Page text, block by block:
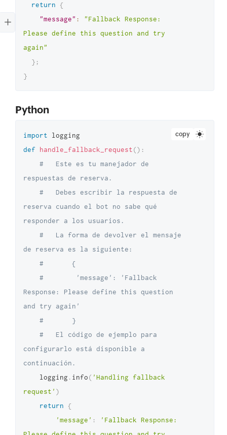
return
{
"message" :
"Fallback Response:
Please define this question and try
again"
} ;
}
Python
copy
import
def
handle_fallback_request() :
#   Este es tu manejador de
respuestas de reserva.
#   Debes escribir la respuesta de
reserva cuando el bot no sabe qué
responder a los usuarios.
#   La forma de devolver el mensaje
de reserva es la siguiente:
#       {
#        'message': 'Fallback
Response: Please define this question
and try again'
#       }
#   El código de ejemplo para
configurarlo está disponible a
continuación.
    logging
. info( 'Handling fallback
request' )
return
{
'message' :
'Fallback Response: